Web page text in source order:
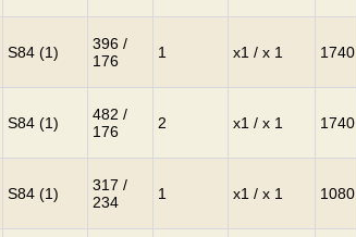
S84 (1)
396 /
176
1 x1 / x 1 1740
S84 (1)
482 /
176
2 x1 / x 1 1740
S84 (1)
317 /
234
1 x1 / x 1 1080